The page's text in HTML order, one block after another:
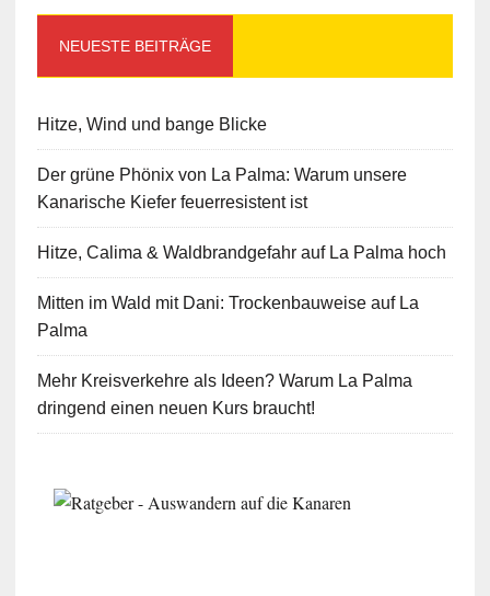
NEUESTE BEITRÄGE
Hitze, Wind und bange Blicke
Der grüne Phönix von La Palma: Warum unsere
Kanarische Kiefer feuerresistent ist
Hitze, Calima & Waldbrandgefahr auf La Palma hoch
Mitten im Wald mit Dani: Trockenbauweise auf La
Palma
Mehr Kreisverkehre als Ideen? Warum La Palma
dringend einen neuen Kurs braucht!